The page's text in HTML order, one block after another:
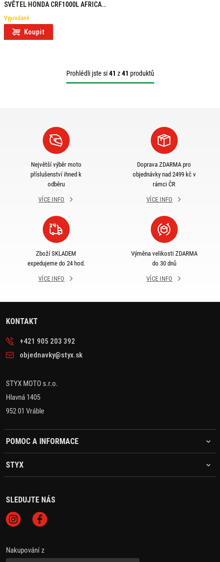
SVĚTEL HONDA CRF1000L AFRICA
Vypredané
Koupit
Prohlédli jste si41 z41 produktů
Největší výběr moto
příslušenství ihned k
odběru
VÍCE INFO
Doprava ZDARMA pro
objednávky nad 2499 kč v
rámci ČR
VÍCE INFO
Zboží SKLADEM
expedujeme do 24 hod.
VÍCE INFO
Výměna velikosti ZDARMA
do 30 dnů
VÍCE INFO
KONTAKT
+421 905 203 392
objednavky@styx.sk
STYX MOTO s.r.o.
Hlavná 1405
952 01 Vráble
POMOC A INFORMACE
STYX
SLEDUJTE NÁS
Nakupování z